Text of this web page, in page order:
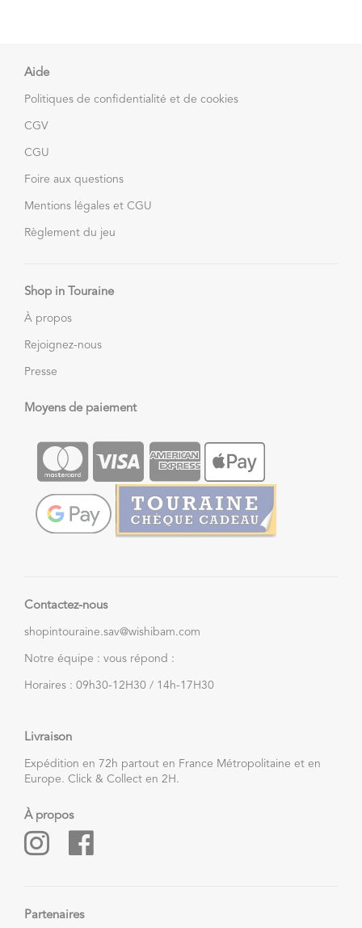
Aide
Politiques de confidentialité et de cookies
CGV
CGU
Foire aux questions
Mentions légales et CGU
Règlement du jeu
Shop in Touraine
À propos
Rejoignez-nous
Presse
Moyens de paiement
Contactez-nous
shopintouraine.sav@wishibam.com
Notre équipe : vous répond :
Horaires : 09h30-12H30 / 14h-17H30
Livraison
Expédition en 72h partout en France Métropolitaine et en
Europe. Click & Collect en 2H.
À propos
Partenaires